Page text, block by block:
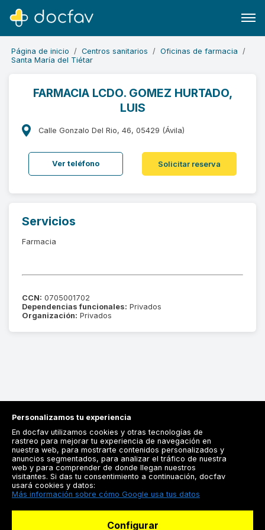
Buscar
Software para clínicas
Soporte
¿Eres un doctor?
Página de inicio Centros sanitarios
Oficinas de farmacia
Santa María del Tiétar
FARMACIA LCDO. GOMEZ HURTADO,
LUIS
Calle Gonzalo Del Rio, 46, 05429 (Ávila)
Ver teléfono Solicitar reserva
Servicios
Farmacia
CCN: 0705001702
Dependencias funcionales: Privados
Organización: Privados
Registrarse
Docfav
Personalizamos tu experiencia
En docfav utilizamos cookies y otras tecnologías de
rastreo para mejorar tu experiencia de navegación en
nuestra web, para mostrarte contenidos personalizados y
anuncios segmentados, para analizar el tráfico de nuestra
web y para comprender de donde llegan nuestros
visitantes. Si das tu consentimiento a continuación, docfav
usará cookies y datos:
Más información sobre cómo Google usa tus datos
Configurar